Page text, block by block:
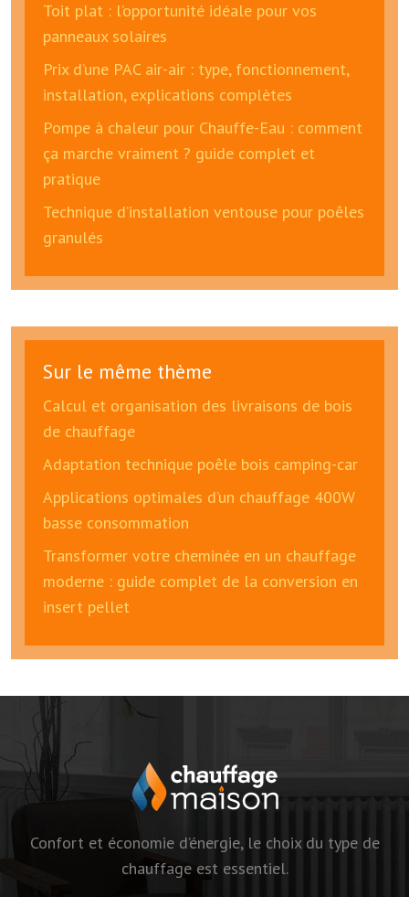
Toit plat : l’opportunité idéale pour vos
panneaux solaires
Prix d’une PAC air-air : type, fonctionnement,
installation, explications complètes
Pompe à chaleur pour Chauffe-Eau : comment
ça marche vraiment ? guide complet et
pratique
Technique d’installation ventouse pour poêles
granulés
Sur le même thème
Calcul et organisation des livraisons de bois
de chauffage
Adaptation technique poêle bois camping-car
Applications optimales d’un chauffage 400W
basse consommation
Transformer votre cheminée en un chauffage
moderne : guide complet de la conversion en
insert pellet
Confort et économie d’énergie, le choix du type de
chauffage est essentiel.